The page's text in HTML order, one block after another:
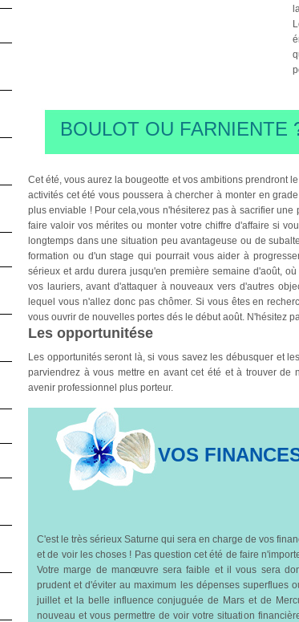
BOULOT OU FARNIENTE
Cet été, vous aurez la bougeotte et vos ambitions prendront
activités cet été vous poussera à chercher à monter en
plus enviable ! Pour cela,vous n'hésiterez pas à sacrifier
faire valoir vos mérites ou monter votre chiffre d'affaire si
longtemps dans une situation peu avantageuse ou de
formation ou d'un stage qui pourrait vous aider à
sérieux et ardu durera jusqu'en première semaine d'août,
vos lauriers, avant d'attaquer à nouveaux vers d'autres
lequel vous n'allez donc pas chômer. Si vous êtes en
vous ouvrir de nouvelles portes dés le début août. N'hésitez
Les opportunitése
Les opportunités seront là, si vous savez les débusquer et
parviendrez à vous mettre en avant cet été et à trouver de
avenir professionnel plus porteur.
VOS
C'est le très sérieux Saturne qui sera en charge de vos
et de voir les choses ! Pas question cet été de faire
Votre marge de manœuvre sera faible et il vous sera
prudent et d'éviter au maximum les dépenses superflues
juillet et la belle influence conjuguée de Mars et de
nouveau et vous permettre de voir votre situation